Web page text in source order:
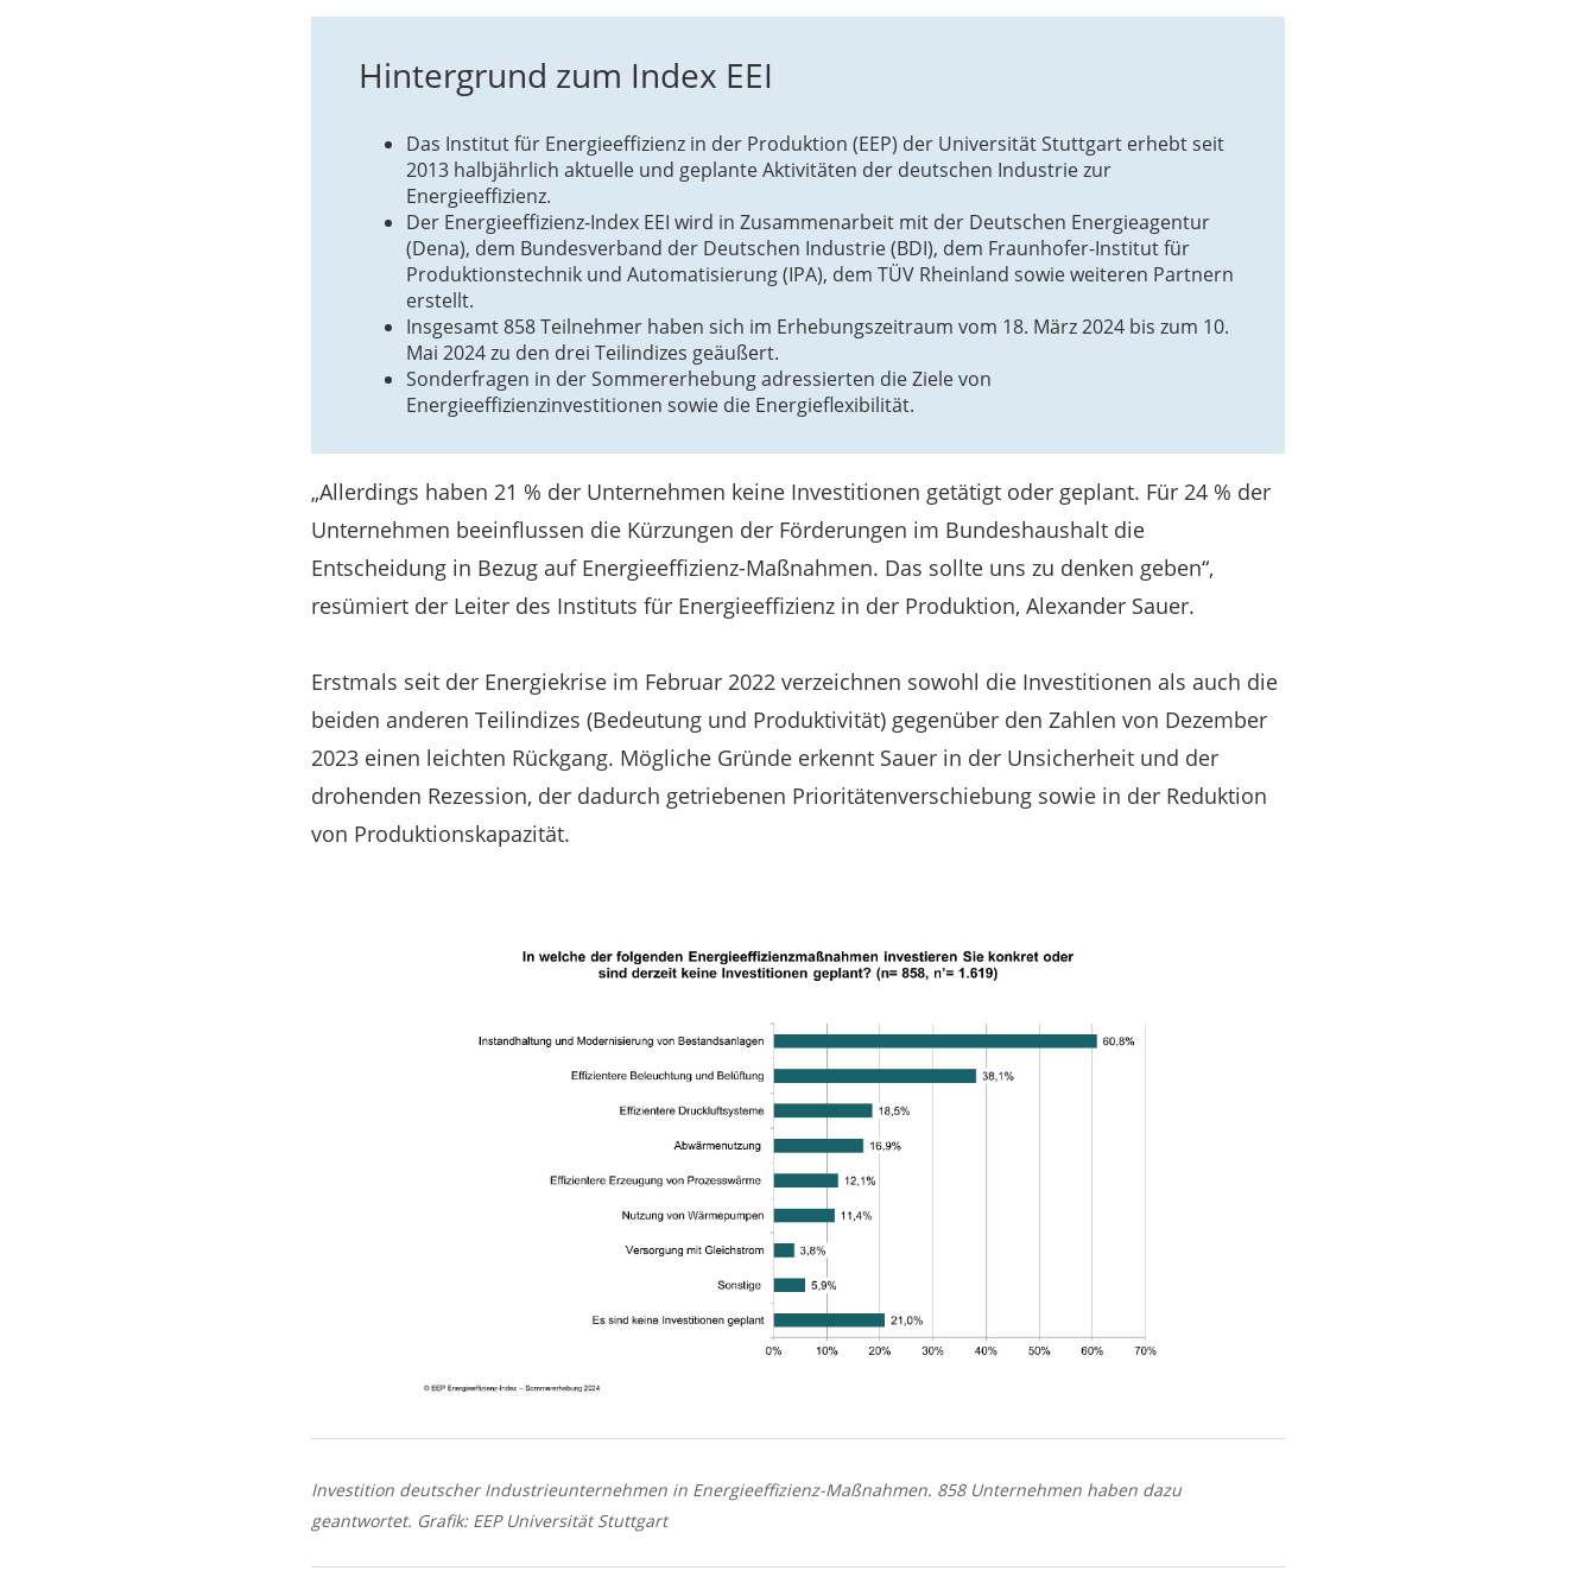
Hintergrund zum Index EEI
Das Institut für Energieeffizienz in der Produktion (EEP) der Universität Stuttgart erhebt seit
2013 halbjährlich aktuelle und geplante Aktivitäten der deutschen Industrie zur
Energieeffizienz.
Der Energieeffizienz-Index EEI wird in Zusammenarbeit mit der Deutschen Energieagentur
(Dena), dem Bundesverband der Deutschen Industrie (BDI), dem Fraunhofer-Institut für
Produktionstechnik und Automatisierung (IPA), dem TÜV Rheinland sowie weiteren Partnern
erstellt.
Insgesamt 858 Teilnehmer haben sich im Erhebungszeitraum vom 18. März 2024 bis zum 10.
Mai 2024 zu den drei Teilindizes geäußert.
Sonderfragen in der Sommererhebung adressierten die Ziele von
Energieeffizienzinvestitionen sowie die Energieflexibilität.
„Allerdings haben 21 % der Unternehmen keine Investitionen getätigt oder geplant. Für 24 % der
Unternehmen beeinflussen die Kürzungen der Förderungen im Bundeshaushalt die
Entscheidung in Bezug auf Energieeffizienz-Maßnahmen. Das sollte uns zu denken geben“,
resümiert der Leiter des Instituts für Energieeffizienz in der Produktion, Alexander Sauer.
Erstmals seit der Energiekrise im Februar 2022 verzeichnen sowohl die Investitionen als auch die
beiden anderen Teilindizes (Bedeutung und Produktivität) gegenüber den Zahlen von Dezember
2023 einen leichten Rückgang. Mögliche Gründe erkennt Sauer in der Unsicherheit und der
drohenden Rezession, der dadurch getriebenen Prioritätenverschiebung sowie in der Reduktion
von Produktionskapazität.
Investition deutscher Industrieunternehmen in Energieeffizienz-Maßnahmen. 858 Unternehmen haben dazu
geantwortet. Grafik: EEP Universität Stuttgart